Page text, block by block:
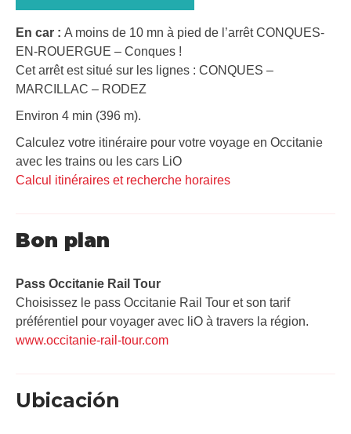
En car : A moins de 10 mn à pied de l’arrêt CONQUES-
EN-ROUERGUE – Conques !
Cet arrêt est situé sur les lignes : CONQUES –
MARCILLAC – RODEZ
Environ 4 min (396 m).
Calculez votre itinéraire pour votre voyage en Occitanie
avec les trains ou les cars LiO
Calcul itinéraires et recherche horaires
Bon plan
Pass Occitanie Rail Tour​
Choisissez le pass Occitanie Rail Tour et son tarif
préférentiel pour voyager avec liO à travers la région.
www.occitanie-rail-tour.com
Ubicación